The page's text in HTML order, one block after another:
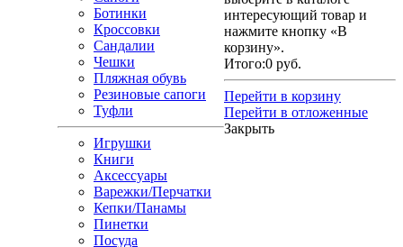
Ботинки
Кроссовки
Сандалии
Чешки
Пляжная обувь
Резиновые сапоги
Туфли
Игрушки
Книги
Аксессуары
Варежки/Перчатки
Кепки/Панамы
Пинетки
Посуда
интересующий товар и
нажмите кнопку «В
корзину».
Итого:0 руб.
Перейти в корзину
Перейти в отложенные
Закрыть